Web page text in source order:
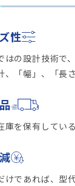
性
はの設計技術で
、「幅」、「長
庫を保有してい
けであれば、型